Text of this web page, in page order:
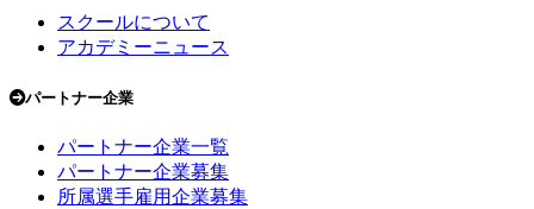
スクールについて
アカデミーニュース
パートナー企業
パートナー企業一覧
パートナー企業募集
所属選手雇用企業募集